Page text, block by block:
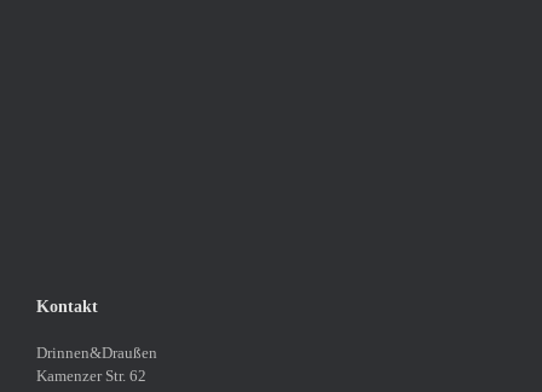
Kontakt
Drinnen&Draußen
Kamenzer Str. 62